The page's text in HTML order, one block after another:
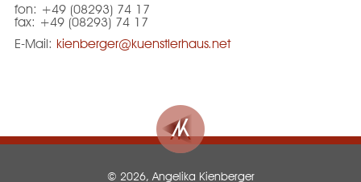
fon: +49 (08293) 74 17
fax: +49 (08293) 74 17
E-Mail: kienberger@kuenstlerhaus.net
© 2026, Angelika Kienberger